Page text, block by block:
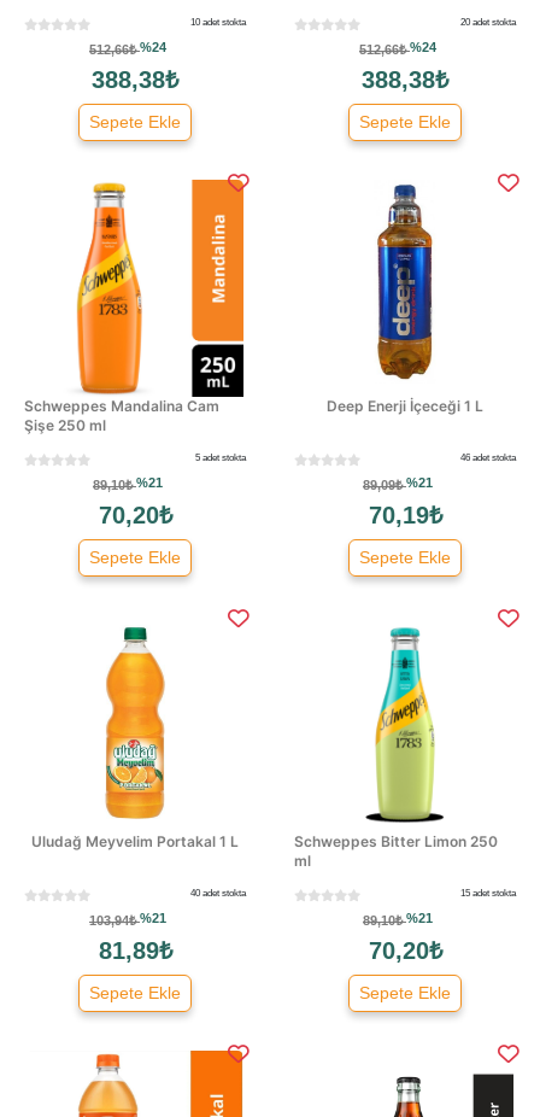
10 adet stokta
512,66₺%24
388,38₺
Sepete Ekle
20 adet stokta
512,66₺%24
388,38₺
Sepete Ekle
Schweppes Mandalina Cam
Şişe 250 ml
5 adet stokta
89,10₺%21
70,20₺
Sepete Ekle
Deep Enerji İçeceği 1 L
46 adet stokta
89,09₺%21
70,19₺
Sepete Ekle
Uludağ Meyvelim Portakal 1 L
40 adet stokta
103,94₺%21
81,89₺
Sepete Ekle
Schweppes Bitter Limon 250
ml
15 adet stokta
89,10₺%21
70,20₺
Sepete Ekle